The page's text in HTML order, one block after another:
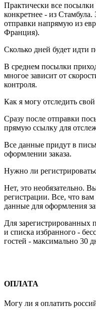
Практически все
конкретнее - из
отправки напрямую из
Франция).
Сколько дней будет идти
В среднем посылки
многое зависит от
контроля.
Как я могу отследить свой
Сразу после отправки
прямую ссылку для
Все данные придут в
оформлении заказа.
Нужно ли
Нет, это необязательно.
регистрации. Все, что
данные для оформления
Для зарегистрированных
и списка избранного -
гостей - максимально 30
ОПЛАТА
Могу ли я оплатить